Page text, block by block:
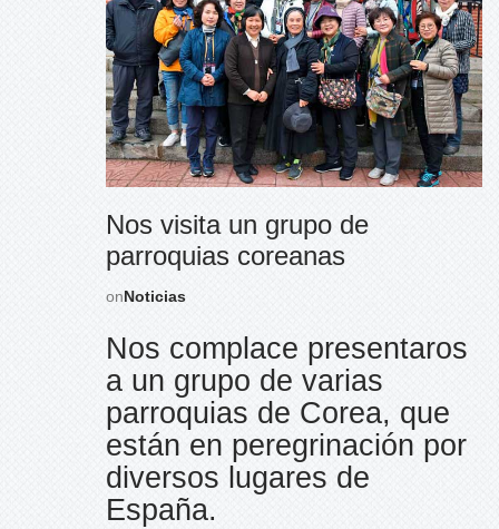
Nos visita un grupo de
parroquias coreanas
onNoticias
Nos complace presentaros
a un grupo de varias
parroquias de Corea, que
están en peregrinación por
diversos lugares de
España.